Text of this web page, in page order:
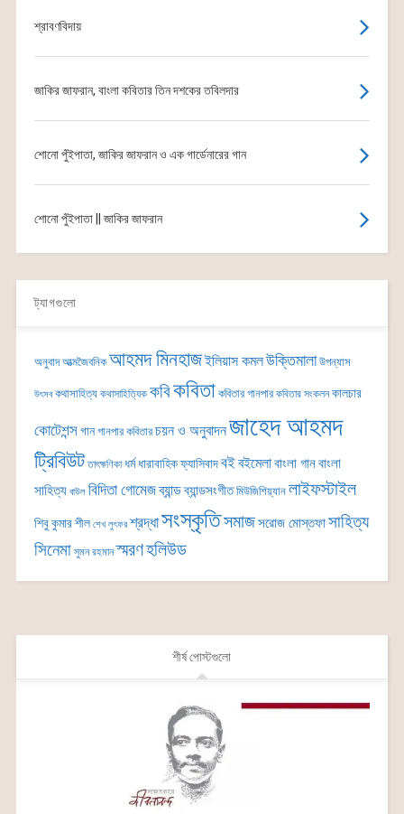
শ্রাবণবিদায়
জাকির জাফরান, বাংলা কবিতার তিন দশকের তবিলদার
শোনো পুঁইপাতা, জাকির জাফরান ও এক গার্ডেনারের গান
শোনো পুঁইপাতা || জাকির জাফরান
ট্যাগগুলো
অনুবাদ আত্মজৈবনিক আহমদ মিনহাজইলিয়াস কমলউক্তিমালা উপন্যাস
উৎসব কথাসাহিত্য কথাসাহিত্যিক কবিকবিতা কবিতার গানপার কবিতার সংকলন কালচার
কোটেশন্সগান গানপার কবিতার চয়ন ও অনুবাদনজাহেদ আহমদ
ট্রিবিউট তাৎক্ষণিকা ধর্ম ধারাবাহিকফ্যাসিবাদবইবইমেলাবাংলা গানবাংলা
সাহিত্য বাউল বিদিতা গোমেজব্যান্ডব্যান্ডসংগীত মিউজিশিয়্যান লাইফস্টাইল
শিবু কুমার শীল শেখ লুৎফর শ্রদ্ধাসংস্কৃতিসমাজসরোজ মোস্তফাসাহিত্য
সিনেমা সুমন রহমান স্মরণহলিউড
শীর্ষ পোস্টগুলো